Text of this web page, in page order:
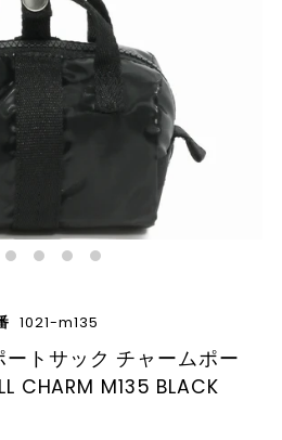
1021-m135
トサック チャームポー
CHARM M135 BLACK